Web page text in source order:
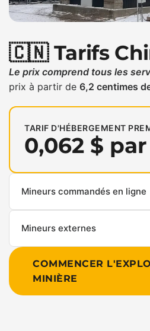
🇨🇳 Tarifs
Le prix comprend tous les
prix à partir de6,2 centimes
TARIF D'HÉBERGEMENT
0,062 $
Mineurs commandés en ligne
Mineurs externes
COMMENCER
MINIÈRE